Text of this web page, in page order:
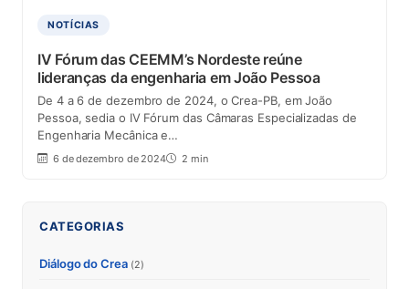
NOTÍCIAS
IV Fórum das CEEMM’s Nordeste reúne
lideranças da engenharia em João Pessoa
De 4 a 6 de dezembro de 2024, o Crea-PB, em João
Pessoa, sedia o IV Fórum das Câmaras Especializadas de
Engenharia Mecânica e…
6 de dezembro de 2024 2 min
CATEGORIAS
Diálogo do Crea (2)